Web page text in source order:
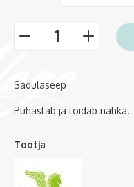
- +
Sadulaseep
Puhastab ja toidab nahka.
Tootja